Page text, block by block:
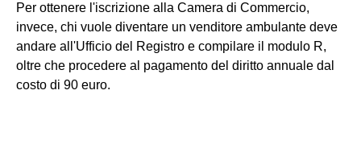
Per ottenere l'iscrizione alla Camera di Commercio,
invece, chi vuole diventare un venditore ambulante deve
andare all'Ufficio del Registro e compilare il modulo R,
oltre che procedere al pagamento del diritto annuale dal
costo di 90 euro.